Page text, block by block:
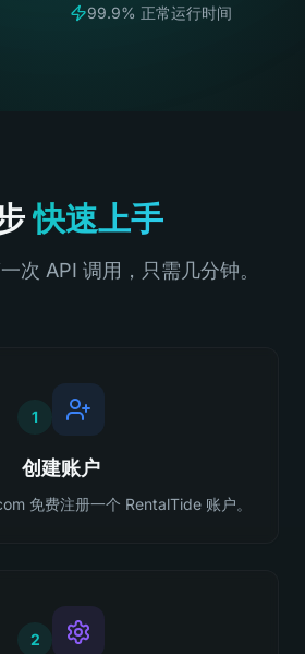
99.9% 正常运行时间
快速上手
次 API 调用，只需几分钟。
1
创建账户
免费注册一个 RentalTide 账户。
2